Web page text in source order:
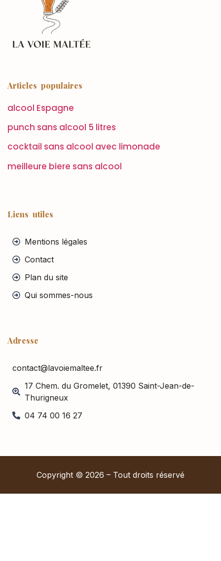
Articles populaires
alcool Espagne
punch sans alcool 5 litres
cocktail sans alcool avec limonade
meilleure biere sans alcool
Liens utiles
Mentions légales
Contact
Plan du site
Qui sommes-nous
Adresse
contact@lavoiemaltee.fr
17 Chem. du Gromelet, 01390 Saint-Jean-de-
Thurigneux
04 74 00 16 27
Copyright © 2026 – Tout droits réservé